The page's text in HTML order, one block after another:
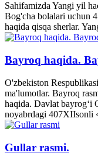
Sahifamizda Yangi yil
Bog'cha bolalari uchun
haqida qisqa sherlar.
Bayroq haqida.
O'zbekiston
ma'lumotlar. Bayroq
haqida. Davlat bayrog‘i
noyabrdagi 407­XII­sonli
Gullar rasmi.